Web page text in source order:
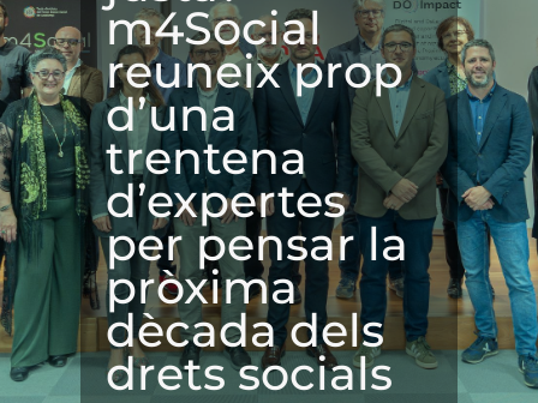
m4Social
reuneix prop
d’una
trentena
d’expertes
per pensar la
pròxima
dècada dels
drets socials